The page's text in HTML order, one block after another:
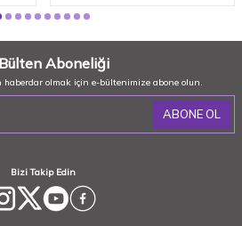
Aboneliği
olmak için e-bültenimize abone olun.
ABONE OL
Bizi Takip Edin